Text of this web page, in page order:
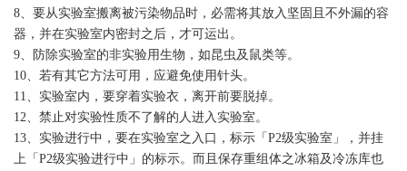
8、要从实验室搬离被污染物品时，必需将其放入坚固且不外漏的容
器，并在实验室内密封之后，才可运出。
9、防除实验室的非实验用生物，如昆虫及鼠类等。
10、若有其它方法可用，应避免使用针头。
11、实验室内，要穿着实验衣，离开前要脱掉。
12、禁止对实验性质不了解的人进入实验室。
13、实验进行中，要在实验室之入口，标示「P2级实验室」，并挂
上「P2级实验进行中」的标示。而且保存重组体之冰箱及冷冻库也